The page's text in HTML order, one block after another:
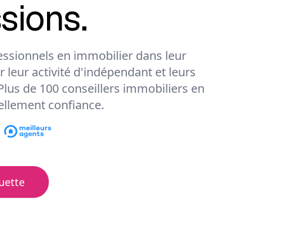
en immobilier dans leur
leur activité d'indépendant et leurs
de 100 conseillers immobiliers en
confiance.